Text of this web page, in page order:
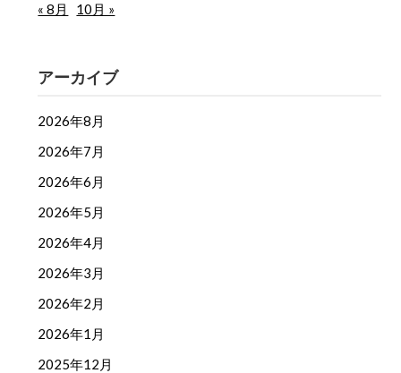
« 8月
10月 »
アーカイブ
2026年8月
2026年7月
2026年6月
2026年5月
2026年4月
2026年3月
2026年2月
2026年1月
2025年12月